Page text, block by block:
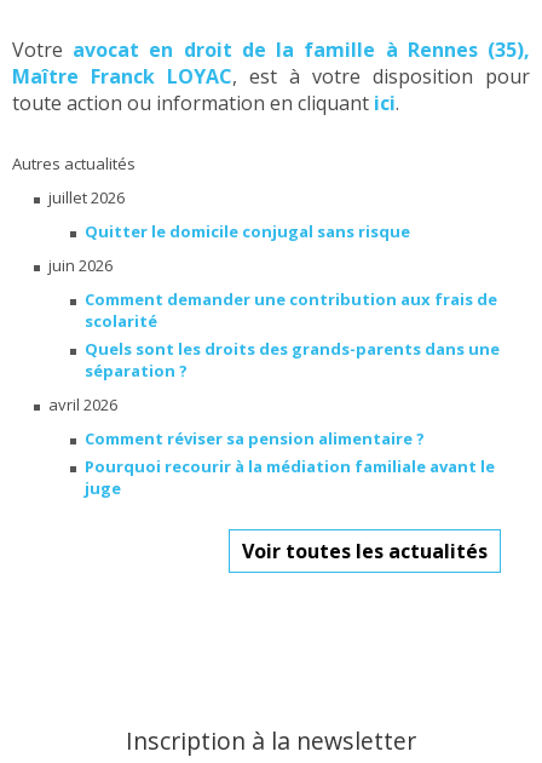
Votre avocat en droit de la famille à Rennes (35),
Maître Franck LOYAC, est à votre disposition pour
toute action ou information en cliquant ici.
Autres actualités
juillet 2026
Quitter le domicile conjugal sans risque
juin 2026
Comment demander une contribution aux frais de
scolarité
Quels sont les droits des grands-parents dans une
séparation ?
avril 2026
Comment réviser sa pension alimentaire ?
Pourquoi recourir à la médiation familiale avant le
juge
Voir toutes les actualités
Inscription à la newsletter